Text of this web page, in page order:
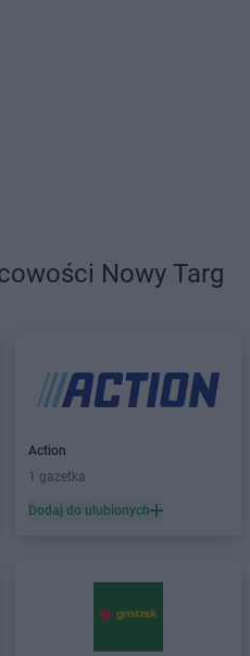
Nowy Targ
Action
1 gazetka
Dodaj do ulubionych